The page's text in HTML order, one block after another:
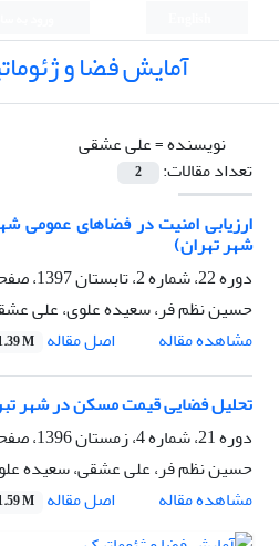
آمایش فضا و
نویسنده =علی عشقی
تعداد مقالات:
2
ارزیابی امنیت در فضاهای عمومی
شهر تهران)
دوره 22، شماره 2، تابستان 1397، صفحه
حسین نظم فر، سعیده علوی، علی
مشاهده مقاله
اصل مقاله M
تحلیل فضایی قیمت مسکن در شهر
دوره 21، شماره 4، زمستان 1396، صفحه
حسین نظم فر، علی عشقی، سعیده
مشاهده مقاله
اصل مقاله M